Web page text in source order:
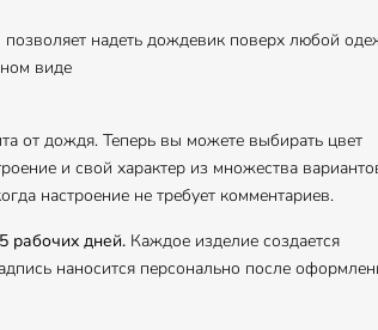
надеть дождевик поверх любой
виде
от дождя. Теперь вы можете выбирать цвет
и свой характер из множества
настроение не требует комментариев.
рабочих дней. Каждое изделие создается
наносится персонально после